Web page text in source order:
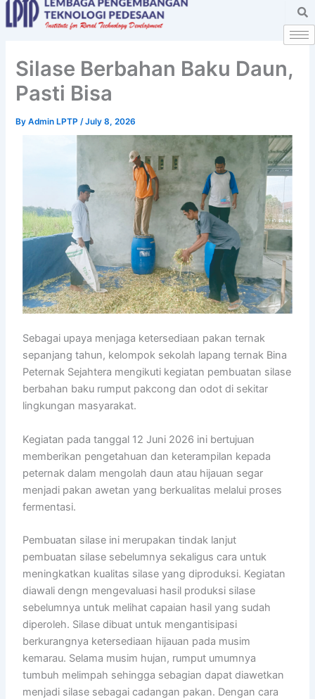
Skip
to
Silase Berbahan Baku Daun,
Pasti Bisa
ByAdmin LPTP/July 8, 2026
Sebagai upaya menjaga ketersediaan pakan ternak
sepanjang tahun, kelompok sekolah lapang ternak Bina
Peternak Sejahtera mengikuti kegiatan pembuatan silase
berbahan baku rumput pakcong dan odot di sekitar
lingkungan masyarakat.
Kegiatan pada tanggal 12 Juni 2026 ini bertujuan
memberikan pengetahuan dan keterampilan kepada
peternak dalam mengolah daun atau hijauan segar
menjadi pakan awetan yang berkualitas melalui proses
fermentasi.
Pembuatan silase ini merupakan tindak lanjut
pembuatan silase sebelumnya sekaligus cara untuk
meningkatkan kualitas silase yang diproduksi. Kegiatan
diawali dengn mengevaluasi hasil produksi silase
sebelumnya untuk melihat capaian hasil yang sudah
diperoleh. Silase dibuat untuk mengantisipasi
berkurangnya ketersediaan hijauan pada musim
kemarau. Selama musim hujan, rumput umumnya
tumbuh melimpah sehingga sebagian dapat diawetkan
menjadi silase sebagai cadangan pakan. Dengan cara